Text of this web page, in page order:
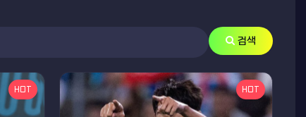
검색
HOT HOT